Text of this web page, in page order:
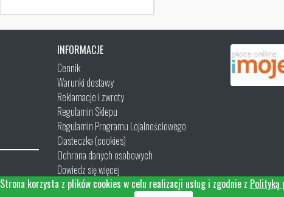
INFORMACJE
Cennik
Warunki dostawy
Reklamacje i zwroty
Regulamin Sklepu
Regulamin Programu Lojalnościowego
Ciasteczka (cookies)
Ochrona danych osobowych
Dowiedz się więcej
Kontakt
Strona korzysta z plików cookies w celu realizacji usług i zgodnie z Polityką